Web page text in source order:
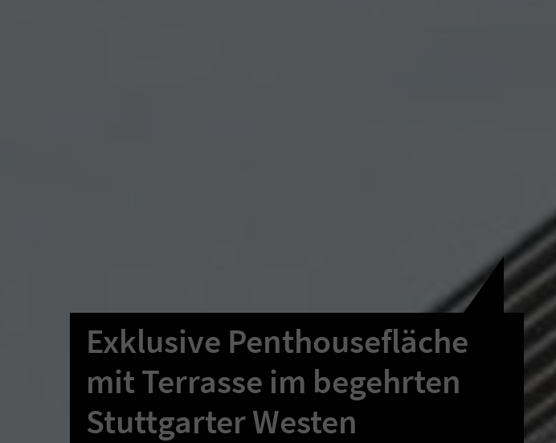
Exklusive Penthousefläche
mit Terrasse im begehrten
Stuttgarter Westen